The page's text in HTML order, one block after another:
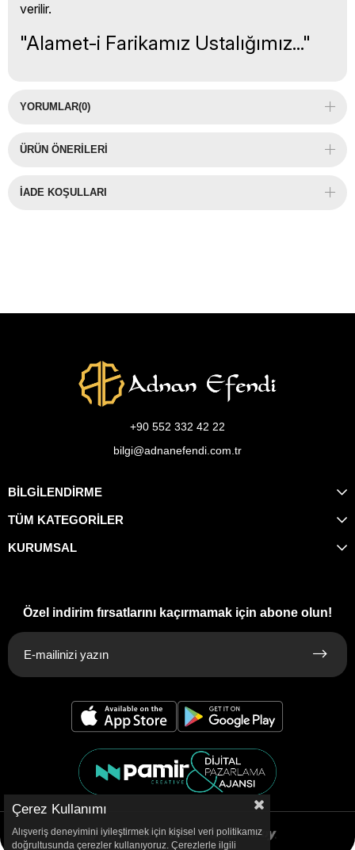
verilir.
"Alamet-i Farikamız Ustalığımız..."
YORUMLAR(0)
ÜRÜN ÖNERILERI
İADE KOŞULLARI
+90 552 332 42 22
bilgi@adnanefendi.com.tr
BİLGİLENDİRME
TÜM KATEGORİLER
KURUMSAL
Özel indirim fırsatlarını kaçırmamak için abone olun!
Çerez Kullanımı
Alışveriş deneyimini iyileştirmek için kişisel veri politikamız
doğrultusunda çerezler kullanıyoruz. Çerezlerle ilgili